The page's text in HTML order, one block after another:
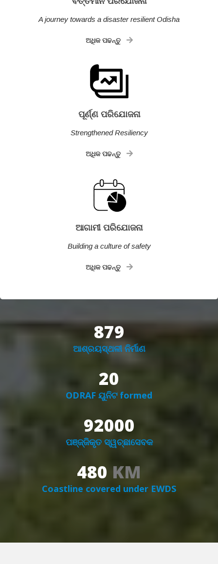
A journey towards a disaster resilient Odisha
ଅଧିକ ପଢନ୍ତୁ
ପୂର୍ଣ୍ଣ ପରିଯୋଜନା
Strengthened Resiliency
ଅଧିକ ପଢନ୍ତୁ
ଆଗାମୀ ପରିଯୋଜନା
Building a culture of safety
ଅଧିକ ପଢନ୍ତୁ
879
ଆଶ୍ରୟସ୍ଥଳୀ ନିର୍ମାଣ
20
ODRAF ୟୁନିଟ formed
92000
ପଞ୍ଜ୍ଜିକୃତ ସ୍ୱଚ୍ଛାସେବକ
480 KM
Coastline covered under EWDS